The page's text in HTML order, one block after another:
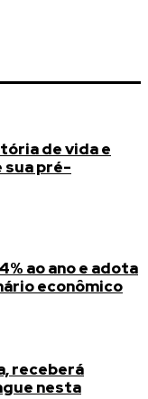
de vida e
sua pré-
ao ano e adota
econômico
receberá
nesta